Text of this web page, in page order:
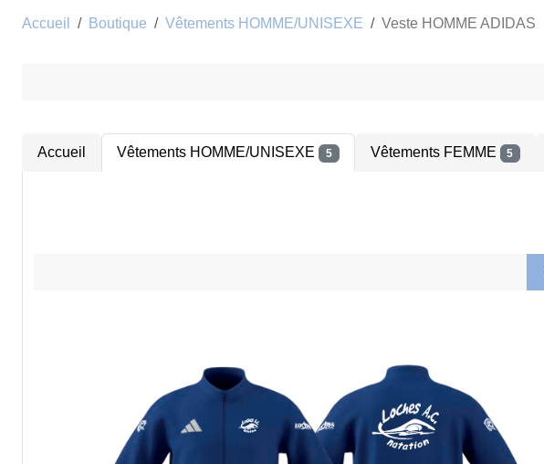
Accueil Boutique Vêtements HOMME/UNISEXE Veste HOMME ADIDAS
Accueil Vêtements HOMME/UNISEXE 5 Vêtements FEMME 5